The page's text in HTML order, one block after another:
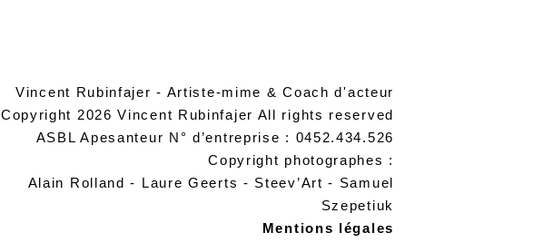
Vincent Rubinfajer - Artiste-mime & Coach d'acteur
Copyright 2026 Vincent Rubinfajer All rights reserved
ASBL Apesanteur N° d’entreprise : 0452.434.526
Copyright photographes :
Alain Rolland - Laure Geerts - Steev’Art - Samuel
Szepetiuk
Mentions légales